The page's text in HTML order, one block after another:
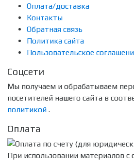
Оплата/доставка
Контакты
Обратная связь
Политика сайта
Пользовательское
Соцсети
Мы получаем и обрабатываем
посетителей нашего сайта в
политикой .
Оплата
При использовании материалов с